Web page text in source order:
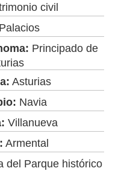
civil
Palacios
Principado de
Asturias
Navia
Villanueva
Armental
del Parque histórico